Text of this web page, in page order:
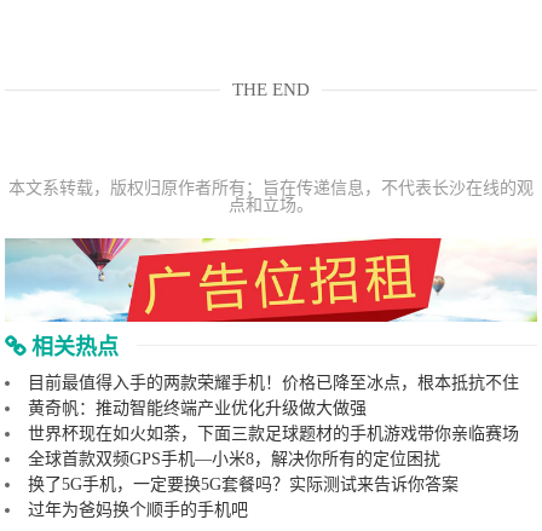
THE END
本文系转载，版权归原作者所有；旨在传递信息，不代表长沙在线的观
点和立场。
相关热点
目前最值得入手的两款荣耀手机！价格已降至冰点，根本抵抗不住
黄奇帆：推动智能终端产业优化升级做大做强
世界杯现在如火如荼，下面三款足球题材的手机游戏带你亲临赛场
全球首款双频GPS手机—小米8，解决你所有的定位困扰
换了5G手机，一定要换5G套餐吗？实际测试来告诉你答案
过年为爸妈换个顺手的手机吧